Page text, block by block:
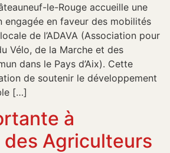
le-Rouge accueille une
engagée en faveur des mobilités
de l’ADAVA (Association pour
Vélo, de la Marche et des
dans le Pays d’Aix). Cette
de soutenir le développement
[…]
à
des Agriculteurs